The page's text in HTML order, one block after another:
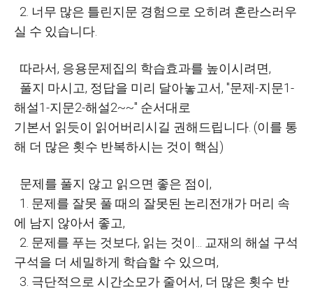
2. 너무 많은 틀린지문 경험으로 오히려 혼란스러우
실 수 있습니다.
따라서, 응용문제집의 학습효과를 높이시려면,
풀지 마시고, 정답을 미리 달아놓고서, "문제-지문1-
해설1-지문2-해설2~~" 순서대로
기본서 읽듯이 읽어버리시길 권해드립니다. (이를 통
해 더 많은 횟수 반복하시는 것이 핵심)
문제를 풀지 않고 읽으면 좋은 점이,
1. 문제를 잘못 풀 때의 잘못된 논리전개가 머리 속
에 남지 않아서 좋고,
2. 문제를 푸는 것보다, 읽는 것이... 교재의 해설 구석
구석을 더 세밀하게 학습할 수 있으며,
3. 극단적으로 시간소모가 줄어서, 더 많은 횟수 반